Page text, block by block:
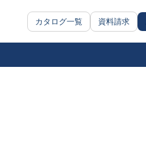
カタログ一覧 資料請求